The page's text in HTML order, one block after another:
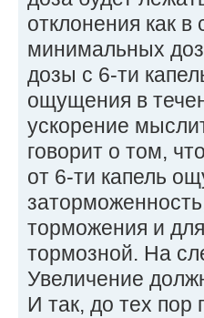
отклонения как
минимальных
дозы с 6-ти
ощущения в
ускорение
говорит о том,
от 6-ти капель
торможения и
тормозной. На
Увеличение
И так, до тех пор